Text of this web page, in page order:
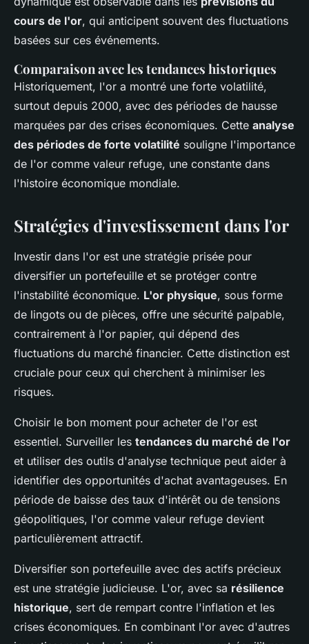
cours de l'or, qui anticipent souvent des fluctuations
basées sur ces événements.
Comparaison avec les tendances historiques
Historiquement, l'or a montré une forte volatilité,
surtout depuis 2000, avec des périodes de hausse
marquées par des crises économiques. Cette analyse
des périodes de forte volatilité souligne l'importance
de l'or comme valeur refuge, une constante dans
l'histoire économique mondiale.
Stratégies d'investissement dans l'or
Investir dans l'or est une stratégie prisée pour
diversifier un portefeuille et se protéger contre
l'instabilité économique. L'or physique, sous forme
de lingots ou de pièces, offre une sécurité palpable,
contrairement à l'or papier, qui dépend des
fluctuations du marché financier. Cette distinction est
cruciale pour ceux qui cherchent à minimiser les
risques.
Choisir le bon moment pour acheter de l'or est
essentiel. Surveiller les tendances du marché de l'or
et utiliser des outils d'analyse technique peut aider à
identifier des opportunités d'achat avantageuses. En
période de baisse des taux d'intérêt ou de tensions
géopolitiques, l'or comme valeur refuge devient
particulièrement attractif.
Diversifier son portefeuille avec des actifs précieux
est une stratégie judicieuse. L'or, avec sa résilience
historique, sert de rempart contre l'inflation et les
crises économiques. En combinant l'or avec d'autres